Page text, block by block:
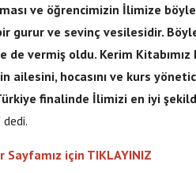
ve öğrencimizin İlimize
gurur ve sevinç vesilesidir.
vermiş oldu. Kerim Kitabımız
ailesini, hocasını ve kurs
finalinde İlimizi en iyi
dedi.
için TIKLAYINIZ